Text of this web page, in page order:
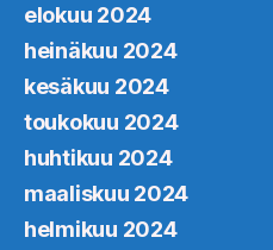
elokuu 2024
heinäkuu 2024
kesäkuu 2024
toukokuu 2024
huhtikuu 2024
maaliskuu 2024
helmikuu 2024